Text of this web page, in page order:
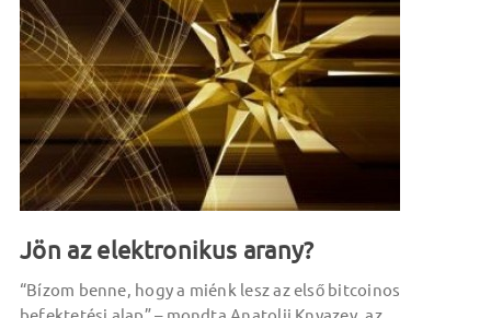
Jön az elektronikus arany?
“Bízom benne, hogy a miénk lesz az első bitcoinos